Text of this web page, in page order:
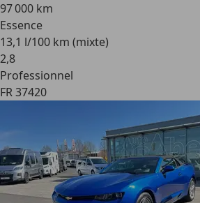
97 000 km
Essence
13,1 l/100 km (mixte)
2,8
Professionnel
FR 37420